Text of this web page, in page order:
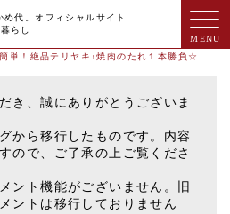
め代。オフィシャルサイト
らし
単！絶品テリヤキ♪焼肉のたれ１本勝負☆
き、誠にありがとうございま
から移行したものです。内容
ので、ご了承の上ご覧くださ
ント機能がございません。旧
ントは移行しておりません